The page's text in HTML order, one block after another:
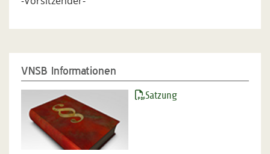
VNSB Informationen
Satzung